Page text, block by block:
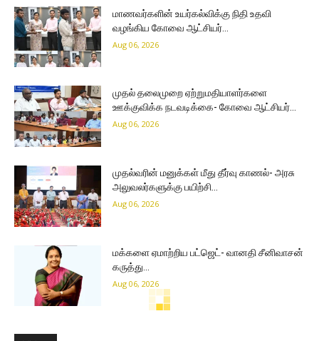
மாணவர்களின் உயர்கல்விக்கு நிதி உதவி
வழங்கிய கோவை ஆட்சியர்…
Aug 06, 2026
முதல் தலைமுறை ஏற்றுமதியாளர்களை
ஊக்குவிக்க நடவடிக்கை- கோவை ஆட்சியர்…
Aug 06, 2026
முதல்வரின் மனுக்கள் மீது தீர்வு காணல்- அரசு
அலுவலர்களுக்கு பயிற்சி…
Aug 06, 2026
மக்களை ஏமாற்றிய பட்ஜெட்- வானதி சீனிவாசன்
கருத்து…
Aug 06, 2026